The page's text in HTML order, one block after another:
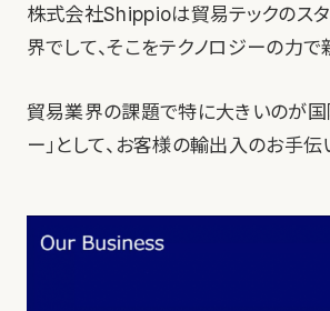
株式会社Shippioは貿易テックのス
界でして、そこをテクノロジーの力で
貿易業界の課題で特に大きいのが国
ー」として、お客様の輸出入のお手伝